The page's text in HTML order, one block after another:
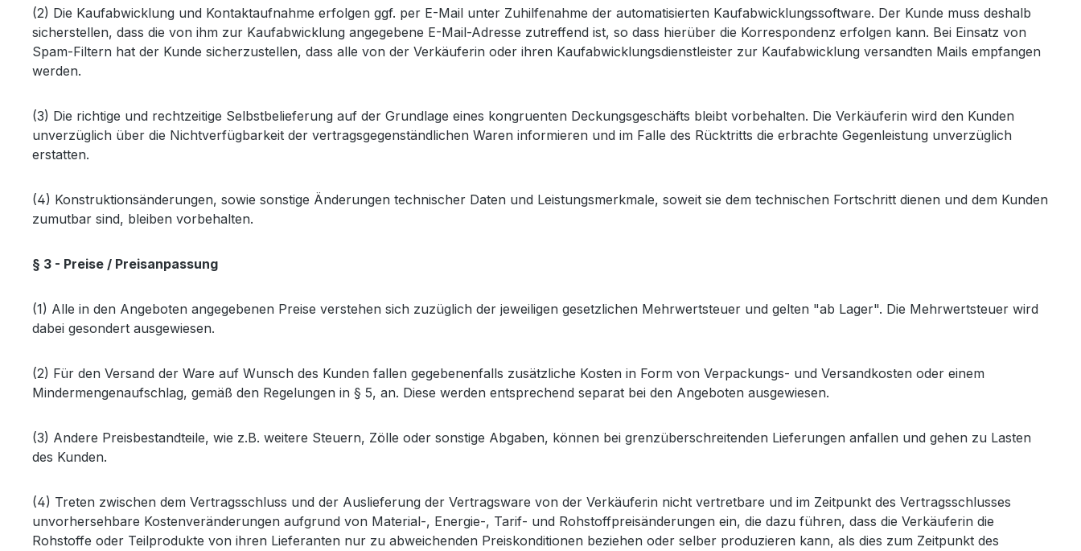
(2) Die Kaufabwicklung und Kontaktaufnahme erfolgen ggf. per E-Mail unter Zuhilfenahme der automatisierten Kaufabwicklungssoftware. Der Kunde muss deshalb
sicherstellen, dass die von ihm zur Kaufabwicklung angegebene E-Mail-Adresse zutreffend ist, so dass hierüber die Korrespondenz erfolgen kann. Bei Einsatz von
Spam-Filtern hat der Kunde sicherzustellen, dass alle von der Verkäuferin oder ihren Kaufabwicklungsdienstleister zur Kaufabwicklung versandten Mails empfangen
werden.
(3) Die richtige und rechtzeitige Selbstbelieferung auf der Grundlage eines kongruenten Deckungsgeschäfts bleibt vorbehalten. Die Verkäuferin wird den Kunden
unverzüglich über die Nichtverfügbarkeit der vertragsgegenständlichen Waren informieren und im Falle des Rücktritts die erbrachte Gegenleistung unverzüglich
erstatten.
(4) Konstruktionsänderungen, sowie sonstige Änderungen technischer Daten und Leistungsmerkmale, soweit sie dem technischen Fortschritt dienen und dem Kunden
zumutbar sind, bleiben vorbehalten.
§ 3 - Preise / Preisanpassung
(1) Alle in den Angeboten angegebenen Preise verstehen sich zuzüglich der jeweiligen gesetzlichen Mehrwertsteuer und gelten "ab Lager". Die Mehrwertsteuer wird
dabei gesondert ausgewiesen.
(2) Für den Versand der Ware auf Wunsch des Kunden fallen gegebenenfalls zusätzliche Kosten in Form von Verpackungs- und Versandkosten oder einem
Mindermengenaufschlag, gemäß den Regelungen in § 5, an. Diese werden entsprechend separat bei den Angeboten ausgewiesen.
(3) Andere Preisbestandteile, wie z.B. weitere Steuern, Zölle oder sonstige Abgaben, können bei grenzüberschreitenden Lieferungen anfallen und gehen zu Lasten
des Kunden.
(4) Treten zwischen dem Vertragsschluss und der Auslieferung der Vertragsware von der Verkäuferin nicht vertretbare und im Zeitpunkt des Vertragsschlusses
unvorhersehbare Kostenveränderungen aufgrund von Material-, Energie-, Tarif- und Rohstoffpreisänderungen ein, die dazu führen, dass die Verkäuferin die
Rohstoffe oder Teilprodukte von ihren Lieferanten nur zu abweichenden Preiskonditionen beziehen oder selber produzieren kann, als dies zum Zeitpunkt des